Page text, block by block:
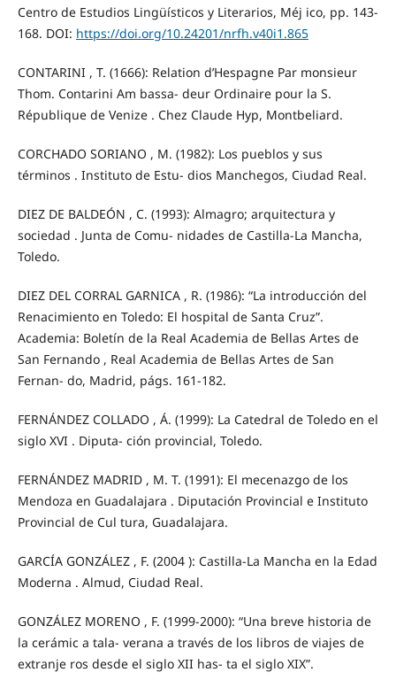
Centro de Estudios Lingüísticos y Literarios, Méj ico, pp. 143-
168. DOI: https://doi.org/10.24201/nrfh.v40i1.865
CONTARINI , T. (1666): Relation d’Hespagne Par monsieur
Thom. Contarini Am bassa- deur Ordinaire pour la S.
République de Venize . Chez Claude Hyp, Montbeliard.
CORCHADO SORIANO , M. (1982): Los pueblos y sus
términos . Instituto de Estu- dios Manchegos, Ciudad Real.
DIEZ DE BALDEÓN , C. (1993): Almagro; arquitectura y
sociedad . Junta de Comu- nidades de Castilla-La Mancha,
Toledo.
DIEZ DEL CORRAL GARNICA , R. (1986): “La introducción del
Renacimiento en Toledo: El hospital de Santa Cruz”.
Academia: Boletín de la Real Academia de Bellas Artes de
San Fernando , Real Academia de Bellas Artes de San
Fernan- do, Madrid, págs. 161-182.
FERNÁNDEZ COLLADO , Á. (1999): La Catedral de Toledo en el
siglo XVI . Diputa- ción provincial, Toledo.
FERNÁNDEZ MADRID , M. T. (1991): El mecenazgo de los
Mendoza en Guadalajara . Diputación Provincial e Instituto
Provincial de Cul tura, Guadalajara.
GARCÍA GONZÁLEZ , F. (2004 ): Castilla-La Mancha en la Edad
Moderna . Almud, Ciudad Real.
GONZÁLEZ MORENO , F. (1999-2000): “Una breve historia de
la cerámic a tala- verana a través de los libros de viajes de
extranje ros desde el siglo XII has- ta el siglo XIX”.